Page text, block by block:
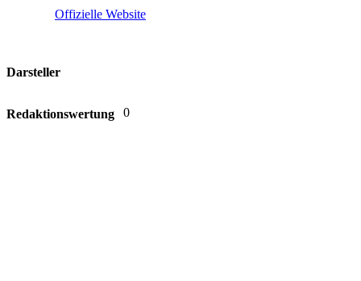
Offizielle Website
Darsteller
Redaktionswertung 0